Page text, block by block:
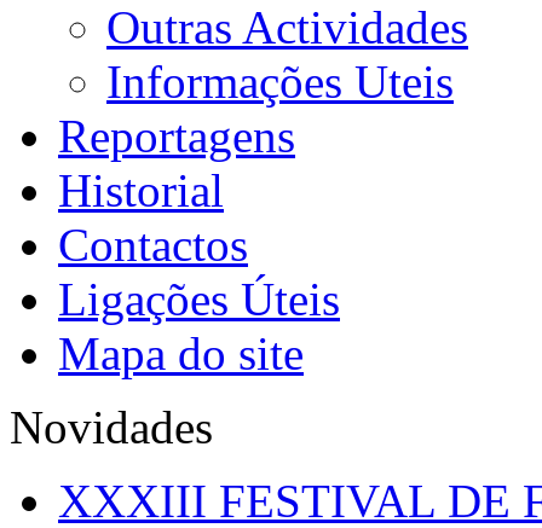
Outras Actividades
Informações Uteis
Reportagens
Historial
Contactos
Ligações Úteis
Mapa do site
Novidades
XXXIII FESTIVAL DE